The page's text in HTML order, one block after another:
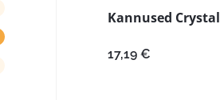
Kannused Crystal
17,19 €